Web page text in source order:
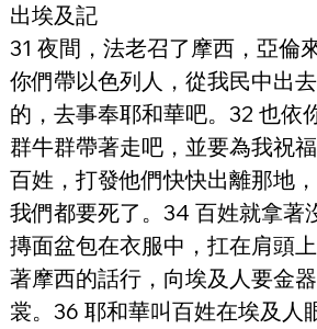
出埃及記
31 夜間，法老召了摩西，亞倫
你們帶以色列人，從我民中出
的，去事奉耶和華吧。32 也依
群牛群帶著走吧，並要為我祝
百姓，打發他們快快出離那地
我們都要死了。34 百姓就拿著
摶面盆包在衣服中，扛在肩頭
著摩西的話行，向埃及人要金
裳。36 耶和華叫百姓在埃及人